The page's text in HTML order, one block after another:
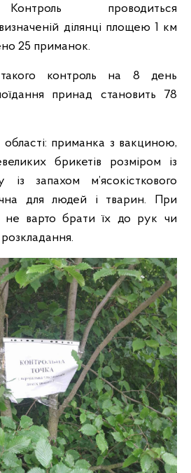
проводиться
ділянці площею 1 км
25 приманок.
контроль на 8 день
принад становить 78
приманка з вакциною,
брикетів розміром із
із запахом м’ясокісткового
для людей і тварин. При
не варто брати їх до рук чи